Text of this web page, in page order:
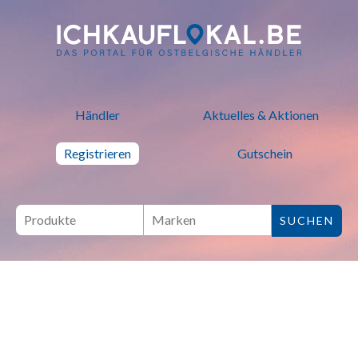
ich kauf lokal - Bei lokalen
Händler Aktuelles & Aktionen
Registrieren Gutschein